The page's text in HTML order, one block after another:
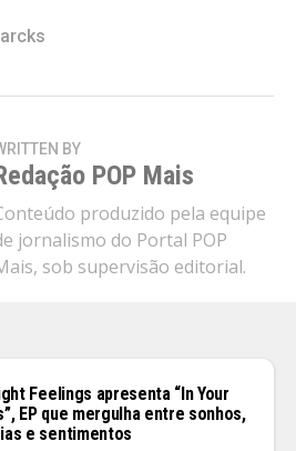
BY
POP Mais
produzido pela equipe
jornalismo do Portal POP
sob supervisão editorial.
Feelings apresenta “In Your
EP que mergulha entre sonhos,
e sentimentos